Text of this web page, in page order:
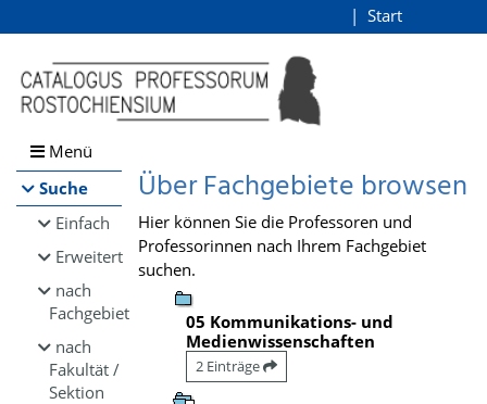
Browsen
direkt zum Inhalt
Start
Menü
Suche
Einfach
Erweitert
nach
Fachgebiet
nach
Fakultät /
Sektion
Über Fachgebiete browsen
Hier können Sie die Professoren und
Professorinnen nach Ihrem Fachgebiet
suchen.
05 Kommunikations- und
Medienwissenschaften
2 Einträge